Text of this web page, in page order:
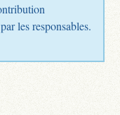
les responsables.